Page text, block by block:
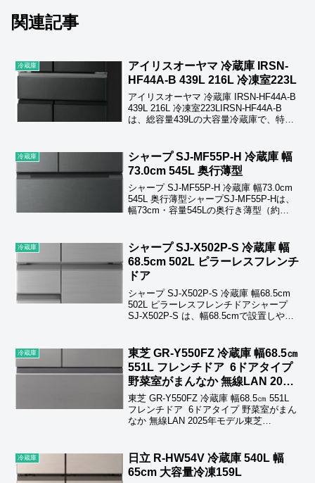
関連記事
冷蔵庫
アイリスオーヤマ 冷蔵庫 IRSN-
HF44A-B 439L 216L 冷凍室223L
アイリスオーヤマ 冷蔵庫 IRSN-HF44A-B
439L 216L 冷凍室223LIRSN‑HF44A‑B
は、総容量439Lの大容量冷蔵庫で、特に
作り置きに...
冷蔵庫
シャープ SJ-MF55P-H 冷蔵庫 幅
73.0cm 545L 奥行薄型
シャープ SJ-MF55P-H 冷蔵庫 幅73.0cm
545L 奥行薄型シャープSJ‑MF55P‑Hは、
幅73cm・容量545Lの奥行き薄型（約
アで庫内が見渡しや...
冷蔵庫
シャープ SJ-X502P-S 冷蔵庫 幅
68.5cm 502L ピラーレスフレンチ
ドア
シャープ SJ-X502P-S 冷蔵庫 幅68.5cm
502L ピラーレスフレンチドアシャープ
SJ‑X502P‑S は、幅68.5cmで設置しやす
食材も出し...
冷蔵庫
東芝 GR-Y550FZ 冷蔵庫 幅68.5㎝
551L フレンチドア 6ドアタイプ
野菜室がまんなか 無線LAN 2025
年モデル
東芝 GR-Y550FZ 冷蔵庫 幅68.5㎝ 551L
フレンチドア 6ドアタイプ 野菜室がまん
なか 無線LAN 2025年モデル東芝
室がま...
冷蔵庫
日立 R-HW54V 冷蔵庫 540L 幅
65cm 大容量冷凍159L